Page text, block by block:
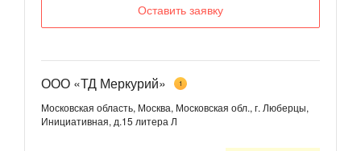
Оставить заявку
ООО «ТД Меркурий» 1
Московская область, Москва, Московская обл., г. Люберцы,
Инициативная, д.15 литера Л